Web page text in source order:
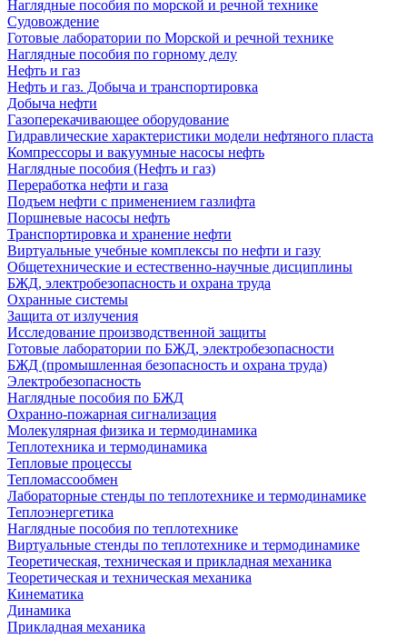
Наглядные пособия по морской и речной технике
Судовождение
Готовые лаборатории по Морской и речной технике
Наглядные пособия по горному делу
Нефть и газ
Нефть и газ. Добыча и транспортировка
Добыча нефти
Газоперекачивающее оборудование
Гидравлические характеристики модели нефтяного пласта
Компрессоры и вакуумные насосы нефть
Наглядные пособия (Нефть и газ)
Переработка нефти и газа
Подъем нефти с применением газлифта
Поршневые насосы нефть
Транспортировка и хранение нефти
Виртуальные учебные комплексы по нефти и газу
Общетехнические и естественно-научные дисциплины
БЖД, электробезопасность и охрана труда
Охранные системы
Защита от излучения
Исследование производственной защиты
Готовые лаборатории по БЖД, электробезопасности
БЖД (промышленная безопасность и охрана труда)
Электробезопасность
Наглядные пособия по БЖД
Охранно-пожарная сигнализация
Молекулярная физика и термодинамика
Теплотехника и термодинамика
Тепловые процессы
Тепломассообмен
Лабораторные стенды по теплотехнике и термодинамике
Теплоэнергетика
Наглядные пособия по теплотехнике
Виртуальные стенды по теплотехнике и термодинамике
Теоретическая, техническая и прикладная механика
Теоретическая и техническая механика
Кинематика
Динамика
Прикладная механика